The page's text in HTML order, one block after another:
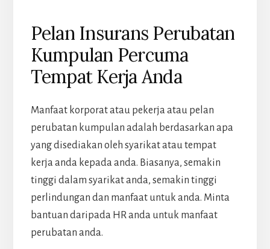
Pelan Insurans Perubatan
Kumpulan Percuma
Tempat Kerja Anda
Manfaat korporat atau pekerja atau pelan
perubatan kumpulan adalah berdasarkan apa
yang disediakan oleh syarikat atau tempat
kerja anda kepada anda. Biasanya, semakin
tinggi dalam syarikat anda, semakin tinggi
perlindungan dan manfaat untuk anda. Minta
bantuan daripada HR anda untuk manfaat
perubatan anda.